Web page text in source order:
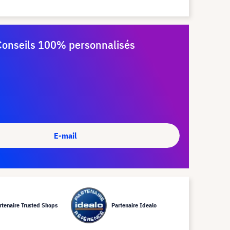
100% personnalisés
E-mail
Trusted Shops Partenaire Idealo